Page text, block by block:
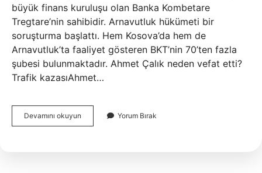
büyük finans kuruluşu olan Banka Kombetare
Tregtare’nin sahibidir. Arnavutluk hükümeti bir
soruşturma başlattı. Hem Kosova’da hem de
Arnavutluk’ta faaliyet gösteren BKT’nin 70’ten fazla
şubesi bulunmaktadır. Ahmet Çalık neden vefat etti?
Trafik kazasıAhmet…
Devamını okuyun
Çalık
Yorum Bırak